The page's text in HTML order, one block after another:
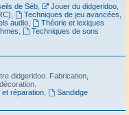
de Séb, Jouer du didgeridoo,
Techniques de jeu avancées
audio,
Théorie et lexiques
Techniques de sons
didgeridoo. Fabrication,
et réparation,
Sandidge